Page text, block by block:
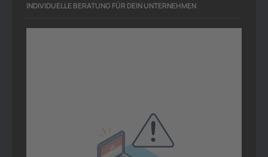
INDIVIDUELLE BERATUNG FÜR DEIN UNTERNEHMEN